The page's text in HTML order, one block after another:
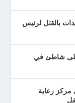
بالقتل لرئيس
أكثر من 100 شخص على شاطئ في
رعاية